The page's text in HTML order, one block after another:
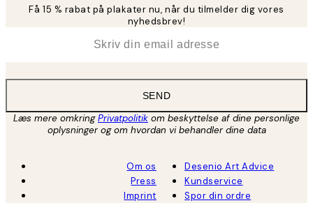
Få 15 % rabat på plakater nu, når du tilmelder dig vores
nyhedsbrev!
SEND
Læs mere omkringPrivatpolitik om beskyttelse af dine personlige
oplysninger og om hvordan vi behandler dine data
Om os
Press
Imprint
Desenio Art Advice
Kundservice
Spor din ordre